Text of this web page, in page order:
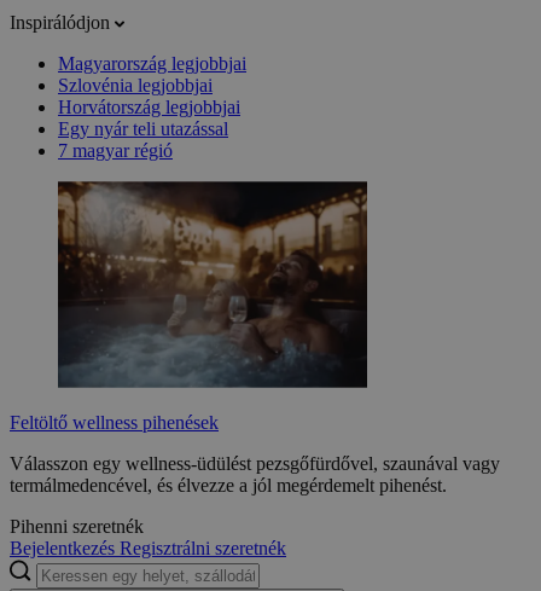
Inspirálódjon
Magyarország legjobbjai
Szlovénia legjobbjai
Horvátország legjobbjai
Egy nyár teli utazással
7 magyar régió
Feltöltő wellness pihenések
Válasszon egy wellness-üdülést pezsgőfürdővel, szaunával vagy
termálmedencével, és élvezze a jól megérdemelt pihenést.
Pihenni szeretnék
Bejelentkezés Regisztrálni szeretnék